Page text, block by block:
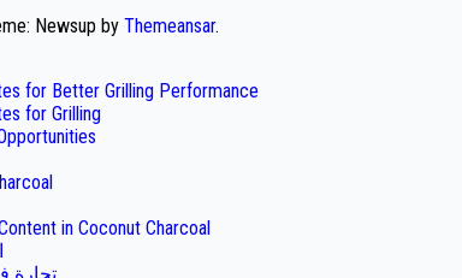
Newsup by Themeansar.
for Better Grilling Performance
for Grilling
in Coconut Charcoal